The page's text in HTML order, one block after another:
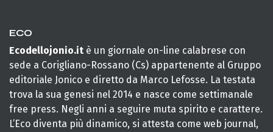
ECO
Ecodellojonio.it è un giornale on-line calabrese con
sede a Corigliano-Rossano (Cs) appartenente al Gruppo
editoriale Jonico e diretto da Marco Lefosse. La testata
trova la sua genesi nel 2014 e nasce come settimanale
free press. Negli anni a seguire muta spirito e carattere.
L’Eco diventa più dinamico, si attesta come web journal,